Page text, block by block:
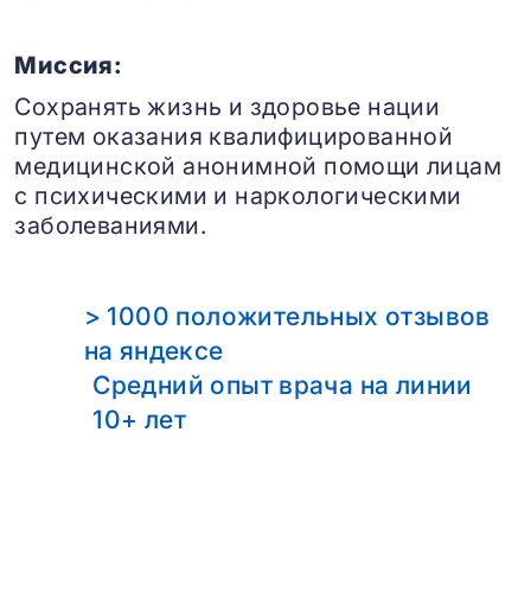
Миссия:
Сохранять жизнь и здоровье нации
путем оказания квалифицированной
медицинской анонимной помощи лицам
с психическими и наркологическими
заболеваниями.
> 1000 положительных отзывов
на яндексе
Средний опыт врача на линии
10+ лет